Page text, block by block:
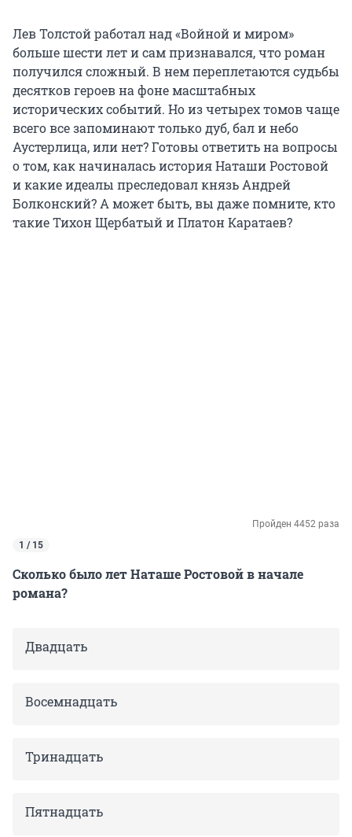
Лев Толстой работал над «Войной и миром»
больше шести лет и сам признавался, что роман
получился сложный. В нем переплетаются судьбы
десятков героев на фоне масштабных
исторических событий. Но из четырех томов чаще
всего все запоминают только дуб, бал и небо
Аустерлица, или нет? Готовы ответить на вопросы
о том, как начиналась история Наташи Ростовой
и какие идеалы преследовал князь Андрей
Болконский? А может быть, вы даже помните, кто
такие Тихон Щербатый и Платон Каратаев?
Пройден 4452 раза
1 / 15
Сколько было лет Наташе Ростовой в начале
романа?
Двадцать
Восемнадцать
Тринадцать
Пятнадцать